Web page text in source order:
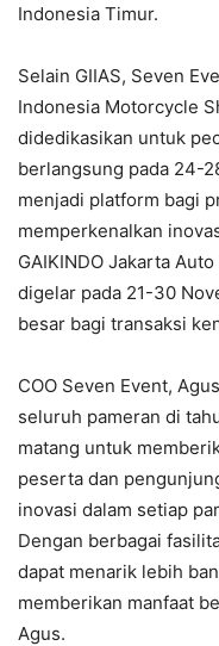
Indonesia Timur.
Selain GIIAS, Seven
Indonesia Motorcycle
didedikasikan untuk
berlangsung pada 24-
menjadi platform bagi
memperkenalkan
GAIKINDO Jakarta
digelar pada 21-30
besar bagi transaksi
COO Seven Event,
seluruh pameran di
matang untuk
peserta dan
inovasi dalam setiap
Dengan berbagai
dapat menarik lebih
memberikan manfaat
Agus.